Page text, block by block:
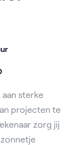
sterke
projecten te
zorg jij